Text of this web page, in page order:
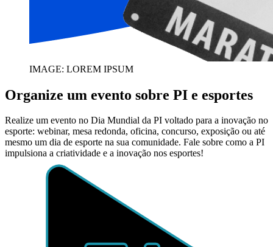
IMAGE: LOREM IPSUM
Organize um evento sobre PI e esportes
Realize um evento no Dia Mundial da PI voltado para a inovação no
esporte: webinar, mesa redonda, oficina, concurso, exposição ou até
mesmo um dia de esporte na sua comunidade. Fale sobre como a PI
impulsiona a criatividade e a inovação nos esportes!